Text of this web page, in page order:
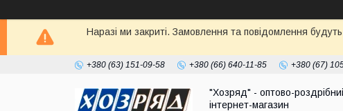
Наразі ми закриті. Замовлення та повідомлення
+380 (63) 151-09-58 +380 (66) 640-11-85 +380 (67)
"Хозряд" - оптово-
інтернет-магазин